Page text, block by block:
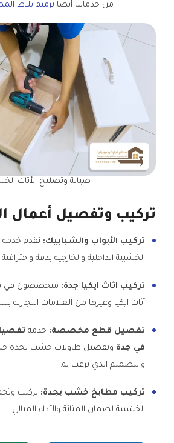
من خدماتنا أيضا ترميم بلاط
صيانة وتصليح الأثاث
تركيب وتفصيل أعمال
تركيب الأبواب والشبابيك: نقدم خدمة
الخشبية الداخلية والخارجية بدقة واحترافية.
تركيب اثاث ايكيا جدة: متخصصون في
أثاث ايكيا وغيرها من العلامات التجارية
تفصيل قطع مخصصة: خدمة
في جدة وتفصيل طاولات خشب بجدة
والتصميم الذي ترغب به.
تركيب مطابخ خشب بجدة: تركيب
الخشبية لضمان المتانة والأداء المثالي.